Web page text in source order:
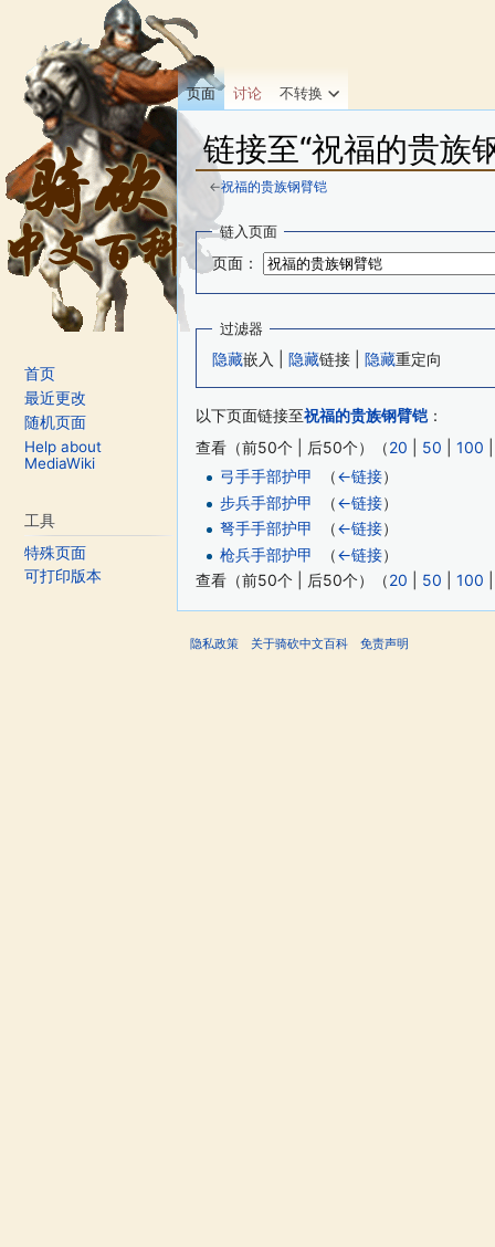
链接至“祝福的贵族
←祝福的贵族钢臂铠
跳转至：
链入页面
页面：
过滤器
隐藏嵌入 | 隐藏链接 | 隐藏重定向
以下页面链接至祝福的贵族钢臂铠：
查看（前50个 | 后50个）（20 50 100
弓手手部护甲
（←链接）
步兵手部护甲
（←链接）
弩手手部护甲
（←链接）
枪兵手部护甲
（←链接）
查看（前50个 | 后50个）（20 50 100
页面 讨论 不转换
首页
最近更改
随机页面
Help about
MediaWiki
工具
特殊页面
可打印版本
隐私政策 关于骑砍中文百科 免责声明